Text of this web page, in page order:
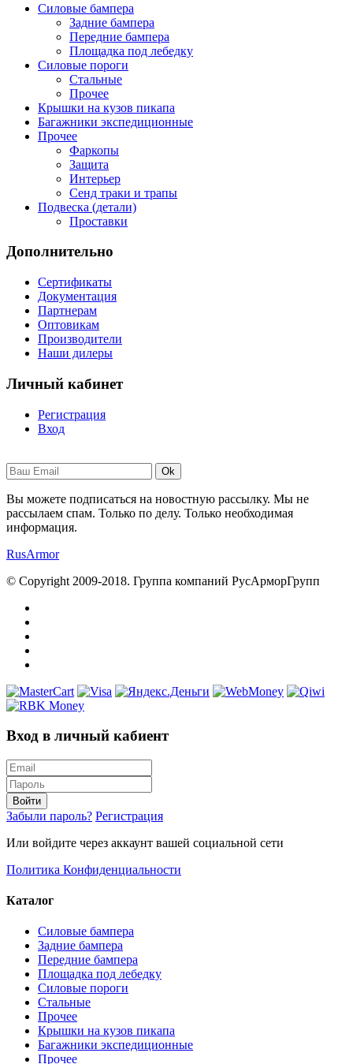
Силовые бампера
Задние бампера
Передние бампера
Площадка под лебедку
Силовые пороги
Стальные
Прочее
Крышки на кузов пикапа
Багажники экспедиционные
Прочее
Фаркопы
Защита
Интерьер
Сенд траки и трапы
Подвеска (детали)
Проставки
Дополнительно
Сертификаты
Документация
Партнерам
Оптовикам
Производители
Наши дилеры
Личный кабинет
Регистрация
Вход
Ok
Вы можете подписаться на новостную рассылку. Мы не
рассылаем спам. Только по делу. Только необходимая
информация.
RusArmor
© Copyright 2009-2018. Группа компаний РусАрморГрупп
Вход в личный кабиент
Войти
Забыли пароль? Регистрация
Или войдите через аккаунт вашей социальной сети
Политика Конфиденциальности
Каталог
Силовые бампера
Задние бампера
Передние бампера
Площадка под лебедку
Силовые пороги
Стальные
Прочее
Крышки на кузов пикапа
Багажники экспедиционные
Прочее